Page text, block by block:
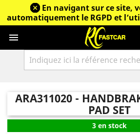
En navigant sur ce site,
automatiquement le RGPD et

ARA311020 -
PAD SET
3 en stock